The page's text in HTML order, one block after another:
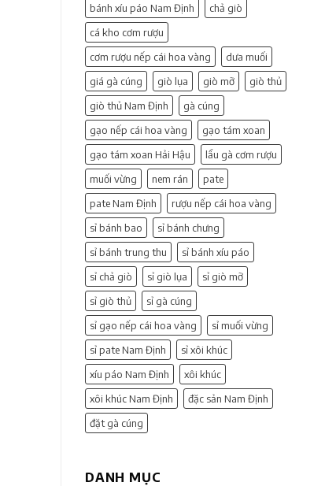
bánh xíu páo Nam Định
chả giò
cá kho cơm rượu
cơm rượu nếp cái hoa vàng
dưa muối
giá gà cúng
giò lụa giò mỡ
giò thủ
giò thủ Nam Định
gà cúng
gạo nếp cái hoa vàng
gạo tám xoan
gạo tám xoan Hải Hậu
lẩu gà cơm rượu
muối vừng
nem rán
pate
pate Nam Định
rượu nếp cái hoa vàng
sỉ bánh bao
sỉ bánh chưng
sỉ bánh trung thu
sỉ bánh xíu páo
sỉ chả giò
sỉ giò lụa
sỉ giò mỡ
sỉ giò thủ
sỉ gà cúng
sỉ gạo nếp cái hoa vàng
sỉ muối vừng
sỉ pate Nam Định
sỉ xôi khúc
xíu páo Nam Định
xôi khúc
xôi khúc Nam Định
đặc sản Nam Định
đặt gà cúng
DANH MỤC